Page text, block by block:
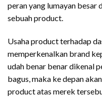
peran yang lumayan
sebuah product.
Usaha product terhadap
memperkenalkan brand
udah benar benar dikenal
bagus, maka ke depan
product atas merek